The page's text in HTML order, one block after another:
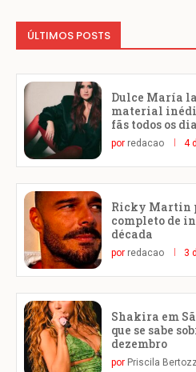
ÚLTIMOS POSTS
Dulce María
material
fãs todos os
por redacao 4
Ricky Martin
completo de
década
por redacao 3
Shakira em
que se sabe
dezembro
por Priscila